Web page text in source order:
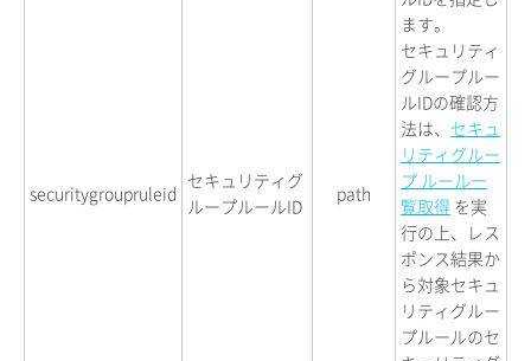
securitygroupruleid
セキュリティグ
ループルールID
path
ます。
セキュリティ
グループルー
ルIDの確認方
法は、 セキュ
リティグルー
プ ルール一
覧取得 を実
行の上、レス
ポンス結果か
ら対象セキュ
リティグルー
プルールのセ